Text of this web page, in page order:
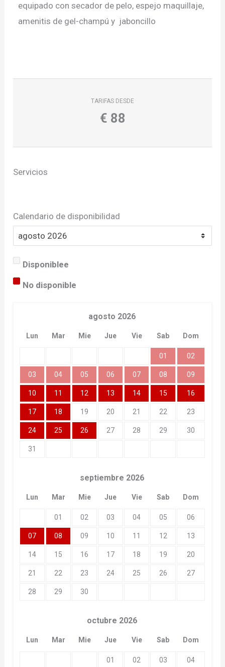
equipado con secador de pelo, espejo maquillaje,
amenitis de gel-champú y jaboncillo
TARIFAS DESDE
€ 88
Servicios
Calendario de disponibilidad
Disponiblee
No disponible
agosto 2026
Lun Mar Mie Jue Vie Sab Dom
01 02
03 04 05 06 07 08 09
10 11 12 13 14 15 16
17 18 19 20 21 22 23
24 25 26 27 28 29 30
31
septiembre 2026
Lun Mar Mie Jue Vie Sab Dom
01 02 03 04 05 06
07 08 09 10 11 12 13
14 15 16 17 18 19 20
21 22 23 24 25 26 27
28 29 30
octubre 2026
Lun Mar Mie Jue Vie Sab Dom
01 02 03 04